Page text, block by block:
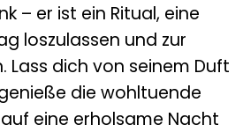
– er ist ein Ritual, eine
loszulassen und zur
Lass dich von seinem Duft
die wohltuende
eine erholsame Nacht